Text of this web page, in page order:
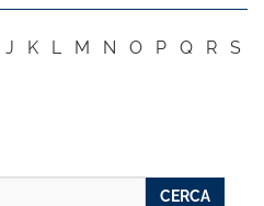
J K L M N O P Q R S
CERCA